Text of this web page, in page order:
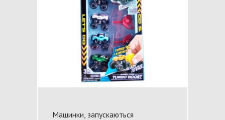
Машинки, запускаються